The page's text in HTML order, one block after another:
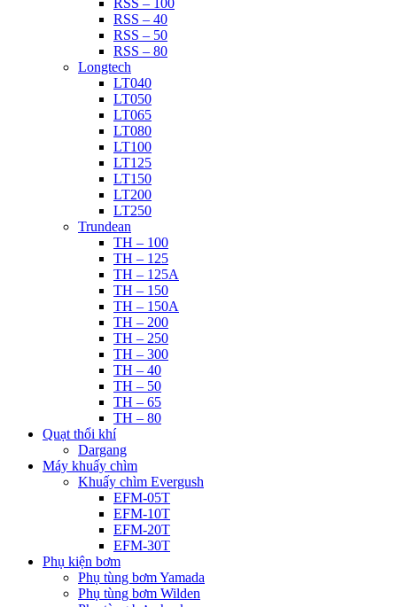
RSS – 100
RSS – 40
RSS – 50
RSS – 80
Longtech
LT040
LT050
LT065
LT080
LT100
LT125
LT150
LT200
LT250
Trundean
TH – 100
TH – 125
TH – 125A
TH – 150
TH – 150A
TH – 200
TH – 250
TH – 300
TH – 40
TH – 50
TH – 65
TH – 80
Quạt thổi khí
Dargang
Máy khuấy chìm
Khuấy chìm Evergush
EFM-05T
EFM-10T
EFM-20T
EFM-30T
Phụ kiện bơm
Phụ tùng bơm Yamada
Phụ tùng bơm Wilden